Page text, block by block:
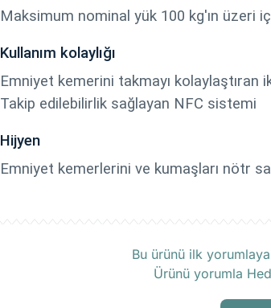
Maksimum nominal yük 100 kg'ın üzeri
Kullanım kolaylığı
Emniyet kemerini takmayı kolaylaştıran
Takip edilebilirlik sağlayan NFC sistemi
Hijyen
Emniyet kemerlerini ve kumaşları nötr
Bu ürünü ilk
Ürünü yorumla